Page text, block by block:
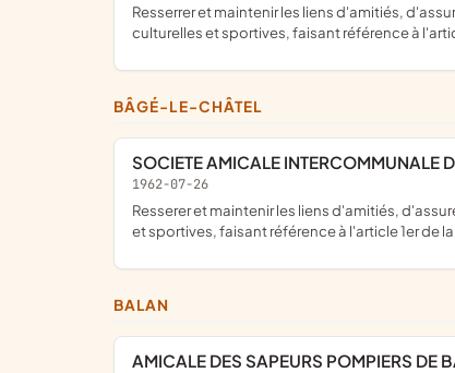
resserrer et maintenir les liens d'amitiés, d'assurer la protection sociale des sapeurs pompiers par l'organisation et la mise en commun de connaissances ou d'activités
culturelles et sportives, faisant référence à
BÂGÉ-LE-CHÂTEL
SOCIETE AMICALE INTERCOMMUNALE
1962-07-26
Resserer et maintenir les liens d'amitiés, d'assurer la protection sociale des sapeurs pompiers par l'organisation et la mise en commun de connaissances ou d'activités culturelles
et sportives, faisant référence à l'article 1er de la
BALAN
AMICALE DES SAPEURS POMPIERS DE